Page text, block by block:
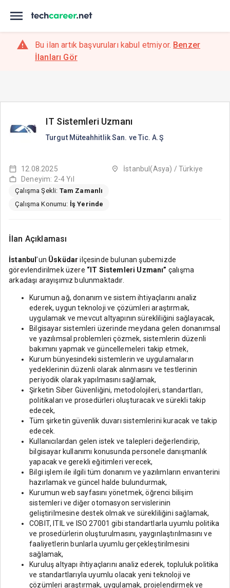
Bu ilan artık başvuruları kabul etmiyor. Benzer
İlanları Gör
IT Sistemleri Uzmanı
Turgut Müteahhitlik San. ve Tic. A.Ş
12.08.2025
İstanbul(Asya) / Türkiye
Deneyim: 2-4 Yıl
Çalışma Şekli: Tam Zamanlı
Çalışma Konumu: İş Yerinde
İlan Açıklaması
İstanbul’un Üsküdar ilçesinde bulunan şubemizde
görevlendirilmek üzere “IT Sistemleri Uzmanı” çalışma
arkadaşı arayışımız bulunmaktadır.
Kurumun ağ, donanım ve sistem ihtiyaçlarını analiz
ederek, uygun teknoloji ve çözümleri araştırmak,
uygulamak ve mevcut altyapının sürekliliğini sağlayacak,
Bilgisayar sistemleri üzerinde meydana gelen donanımsal
ve yazılımsal problemleri çözmek, sistemlerin düzenli
bakımını yapmak ve güncellemeleri takip etmek,
Kurum bünyesindeki sistemlerin ve uygulamaların
yedeklerinin düzenli olarak alınmasını ve testlerinin
periyodik olarak yapılmasını sağlamak,
Şirketin Siber Güvenliğini, metodolojileri, standartları,
politikaları ve prosedürleri oluşturacak ve sürekli takip
edecek,
Tüm şirketin güvenlik duvarı sistemlerini kuracak ve takip
edecek.
Kullanıcılardan gelen istek ve talepleri değerlendirip,
bilgisayar kullanımı konusunda personele danışmanlık
yapacak ve gerekli eğitimleri verecek,
Bilgi işlem ile ilgili tüm donanım ve yazılımların envanterini
hazırlamak ve güncel halde bulundurmak,
Kurumun web sayfasını yönetmek, öğrenci bilişim
sistemleri ve diğer otomasyon servislerinin
geliştirilmesine destek olmak ve sürekliliğini sağlamak,
COBIT, ITIL ve ISO 27001 gibi standartlarla uyumlu politika
ve prosedürlerin oluşturulmasını, yaygınlaştırılmasını ve
faaliyetlerin bunlarla uyumlu gerçekleştirilmesini
sağlamak,
Kuruluş altyapı ihtiyaçlarını analiz ederek, topluluk politika
ve standartlarıyla uyumlu olacak yeni teknoloji ve
çözümleri araştırmak, uygulamak, projelendirmek ve